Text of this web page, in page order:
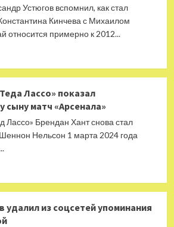
Устюгов вспомнил, как стал
Кинчева с Михаилом
относится примерно к 2012...
Лассо» показал
матч «Арсенала»
Лассо» Брендан Хант снова стал
Нельсон 1 марта 2024 года
удалил из соцсетей упоминания